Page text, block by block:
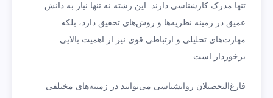
تنها مدرک کارشناسی دارند. این رشته نه‌ تنها نیاز به دانش
عمیق در زمینه نظریه‌ها و روش‌های تحقیق دارد، بلکه
مهارت‌های تحلیلی و ارتباطی قوی نیز از اهمیت بالایی
برخوردار است.
فارغ‌التحصیلان روانشناسی می‌توانند در زمینه‌های مختلفی